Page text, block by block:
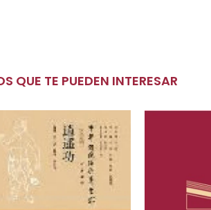
QUE TE PUEDEN INTERESAR